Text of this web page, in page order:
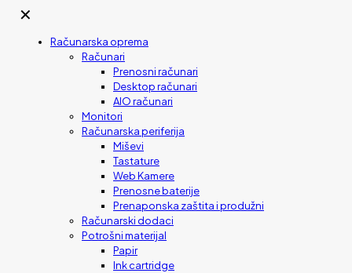
✕
Računarska oprema
Računari
Prenosni računari
Desktop računari
AIO računari
Monitori
Računarska periferija
Miševi
Tastature
Web Kamere
Prenosne baterije
Prenaponska zaštita i produžni
Računarski dodaci
Potrošni materijal
Papir
Ink cartridge